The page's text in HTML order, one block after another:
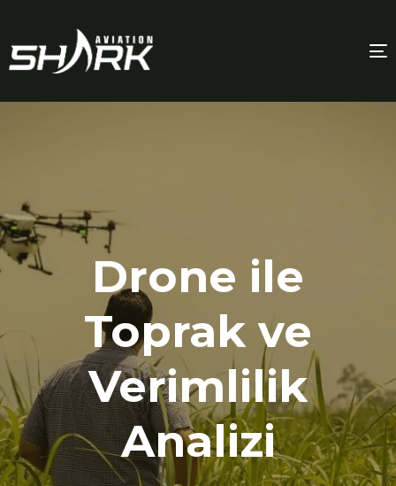
Drone ile
Toprak ve
Verimlilik
Analizi